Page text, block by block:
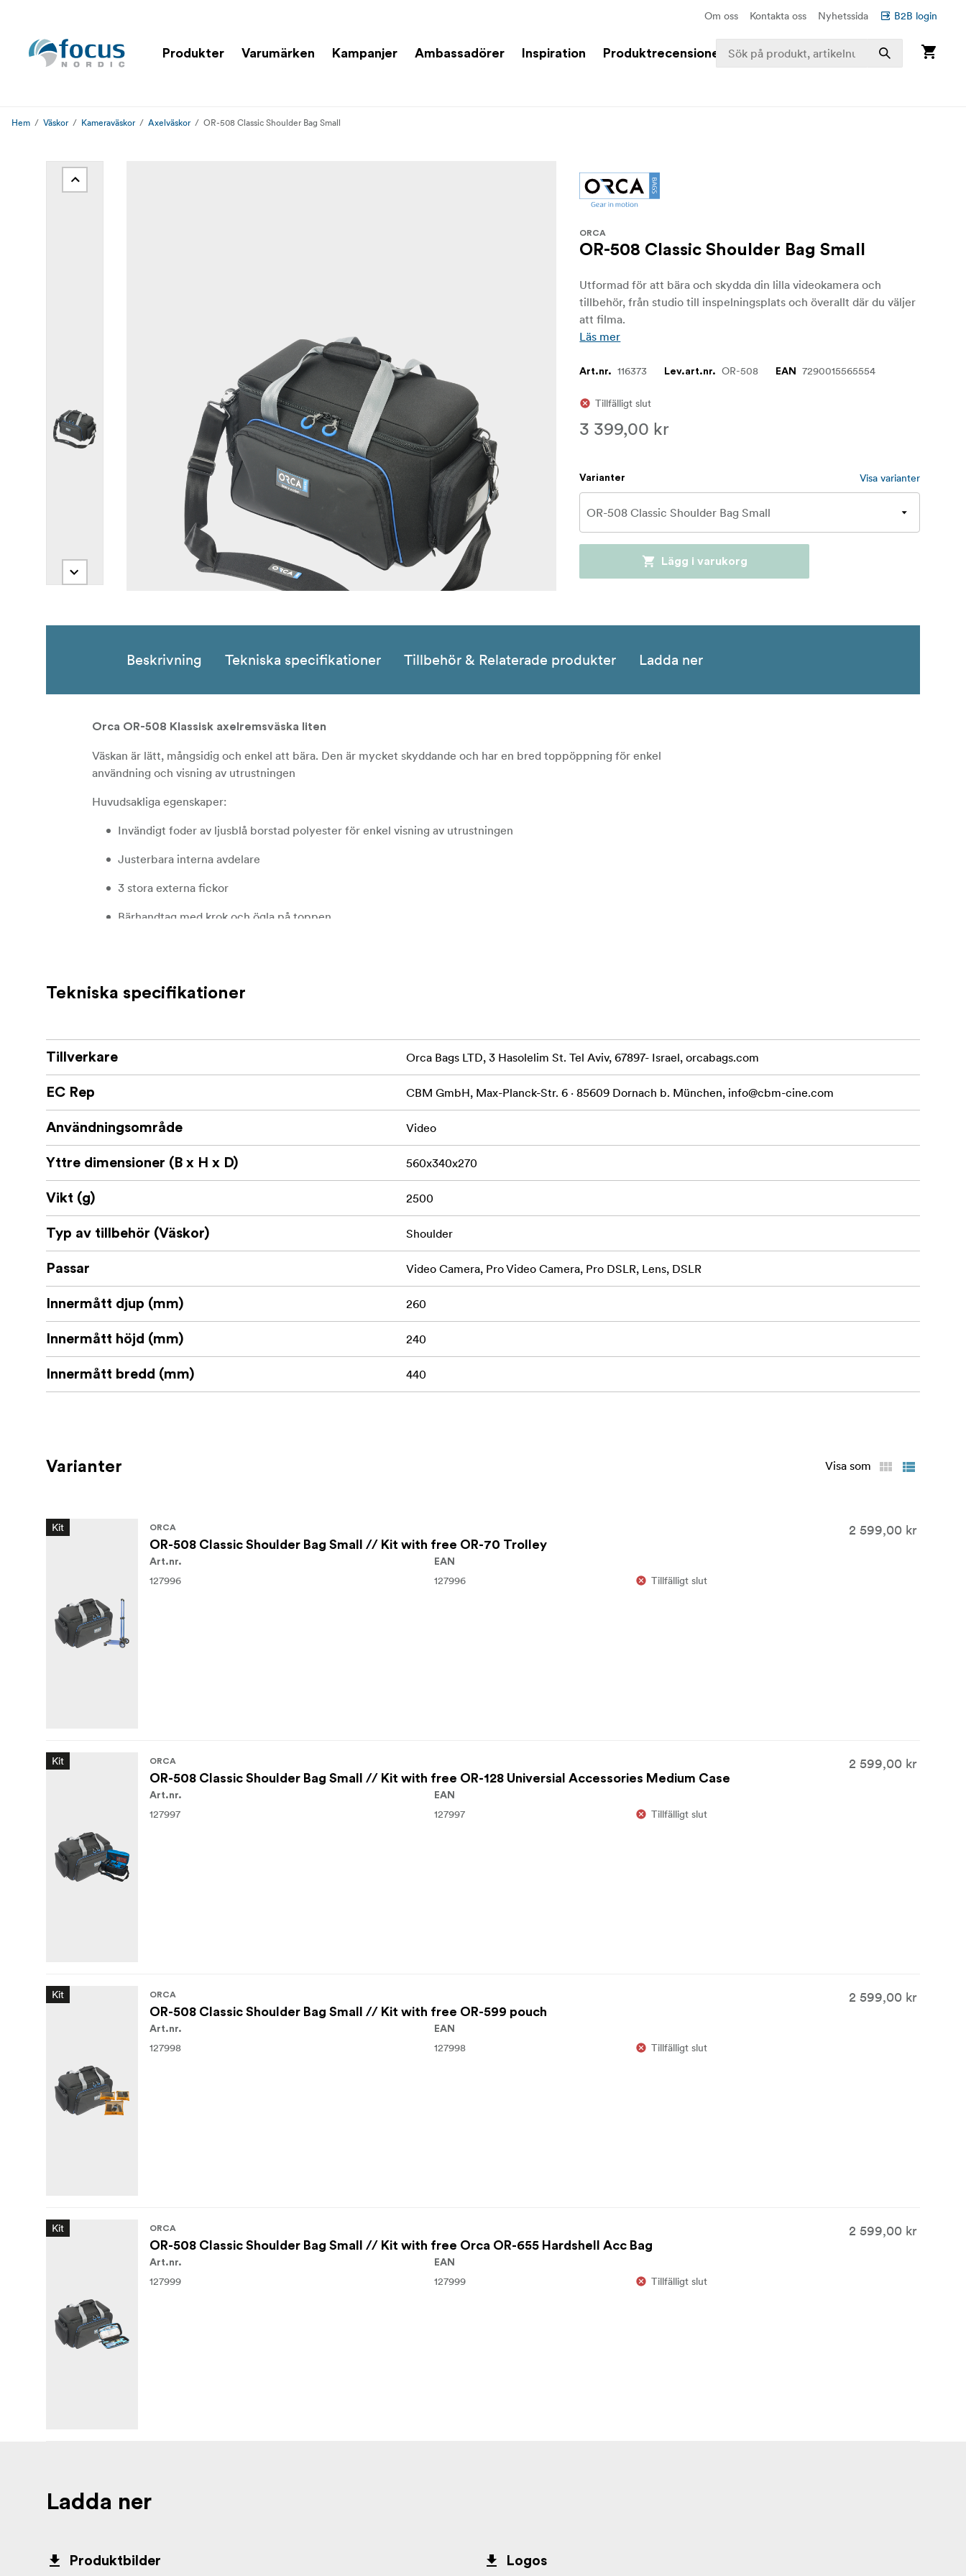
Om oss Kontakta oss Nyhetssida B2B login
Produkter Varumärken Kampanjer Ambassadörer Inspiration Produktrecensioner
Hem Väskor Kameraväskor Axelväskor OR-508 Classic Shoulder Bag Small
ORCA
OR-508 Classic Shoulder Bag Small
Utformad för att bära och skydda din lilla videokamera och
tillbehör, från studio till inspelningsplats och överallt där du väljer
att filma.
Läs mer
Art.nr. 116373 Lev.art.nr. OR-508 EAN 7290015565554
Tillfälligt slut
3 399,00 kr
Varianter Visa varianter
Lägg i varukorg
Beskrivning Tekniska specifikationer Tillbehör & Relaterade produkter Ladda ner
Orca OR-508 Klassisk axelremsväska liten
Väskan är lätt, mångsidig och enkel att bära. Den är mycket skyddande och har en bred toppöppning för enkel
användning och visning av utrustningen
Huvudsakliga egenskaper:
Invändigt foder av ljusblå borstad polyester för enkel visning av utrustningen
Justerbara interna avdelare
3 stora externa fickor
Bärhandtag med krok och ögla på toppen
Namnskylt
modeller)
Tekniska specifikationer
Tillverkare Orca Bags LTD, 3 Hasolelim St. Tel Aviv, 67897- Israel, orcabags.com
EC Rep CBM GmbH, Max-Planck-Str. 6 · 85609 Dornach b. München, info@cbm-cine.com
Användningsområde Video
Yttre dimensioner (B x H x D) 560x340x270
Vikt (g) 2500
Typ av tillbehör (Väskor) Shoulder
Passar Video Camera, Pro Video Camera, Pro DSLR, Lens, DSLR
Innermått djup (mm) 260
Innermått höjd (mm) 240
Innermått bredd (mm) 440
Varianter Visa som
Kit ORCA
OR-508 Classic Shoulder Bag Small // Kit with free OR-70 Trolley
2 599,00 kr
Art.nr.
127996
EAN
127996 Tillfälligt slut
Kit ORCA
OR-508 Classic Shoulder Bag Small // Kit with free OR-128 Universial Accessories Medium Case
2 599,00 kr
Art.nr.
127997
EAN
127997 Tillfälligt slut
Kit ORCA
OR-508 Classic Shoulder Bag Small // Kit with free OR-599 pouch
2 599,00 kr
Art.nr.
127998
EAN
127998 Tillfälligt slut
Kit ORCA
OR-508 Classic Shoulder Bag Small // Kit with free Orca OR-655 Hardshell Acc Bag
2 599,00 kr
Art.nr.
127999
EAN
127999 Tillfälligt slut
Ladda ner
Produktbilder Logos